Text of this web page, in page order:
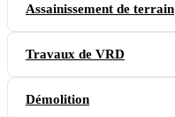
Assainissement de terrain
Travaux de VRD
Démolition